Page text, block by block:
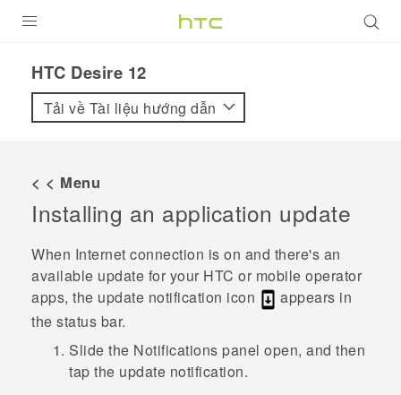
VIVE
VIVERSE
ỨNG DỤNG
HỖ TRỢ
HTC Desire 12‎
Tải về Tài liệu hướng dẫn
< < Menu
Installing an application update
When Internet connection is on and there's an
available update for your HTC or mobile operator
apps, the update notification icon
appears in
the status bar.
Slide the Notifications panel open, and then
tap the update notification.